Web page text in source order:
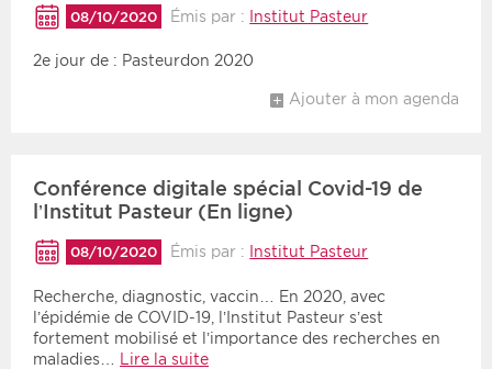
08/10/2020 Émis par : Institut Pasteur
2e jour de : Pasteurdon 2020
Ajouter à mon agenda
Conférence digitale spécial Covid-19 de
l’Institut Pasteur (En ligne)
08/10/2020 Émis par : Institut Pasteur
Recherche, diagnostic, vaccin… En 2020, avec
l’épidémie de COVID-19, l’Institut Pasteur s’est
fortement mobilisé et l’importance des recherches en
maladies…
Lire la suite